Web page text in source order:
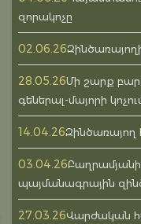
զորակոչը
02.06.26
28.05.26Մի շարք
գեներալ-մայորի
14.04.26Զինծառայող
03.04.26
պայմանագրային
27.03.26Վարժական